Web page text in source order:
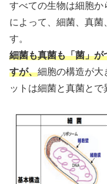
すべての生物は細胞
によって、細菌、真菌
す。
細菌も真菌も「菌」
すが、細胞の構造が大
ットは細菌と真菌とで